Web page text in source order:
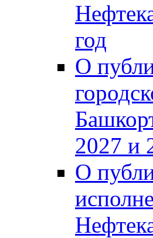
год
О
2027 и
О